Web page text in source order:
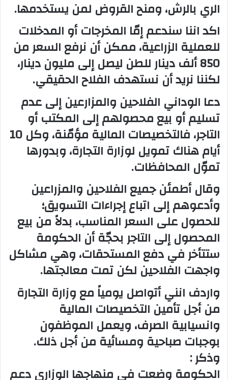
الري بالرش، ومنح القروض لمن يستخدمها.
اكد اننا سندعم إمّا المخرجات أو المدخلات
للعملية الزراعية، ممكن أن نرفع السعر من
850 ألف دينار للطن ليصل إلى مليون دينار،
لكننا نريد أن نستهدف الفلاح الحقيقي.
دعا الوداني الفلاحين والمزارعين إلى عدم
تسليم أو بيع محصولهم إلى المكتب أو
التاجر، فالتخصيصات المالية مؤمّنة، وكل 10
أيام هناك تمويل لوزارة التجارة، وبدورها
تموّل المحافظات.
وقال أطمئن جميع الفلاحين والمزراعين
وأدعوهم إلى اتباع إجراءات التسويق؛
للحصول على السعر المناسب، بدلاً من بيع
المحصول إلى التاجر بحجّة أن الحكومة
ستتأخر في دفع المستحقات، وهي مشاكل
واجهت الفلاحين لكن تمت معالجتها.
واردف انني أتواصل يومياً مع وزارة التجارة
من أجل تأمين التخصيصات المالية
وانسيابية الصرف، ويعمل الموظفون
بوجبات صباحية ومسائية من أجل ذلك.
وذكر :
الحكومة وضعت في منهاجها الوزاري دعم